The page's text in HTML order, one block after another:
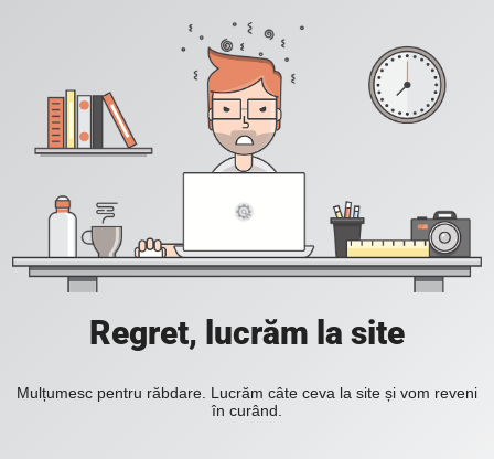
Regret, lucrăm la site
Mulțumesc pentru răbdare. Lucrăm câte ceva la site și vom reveni
în curând.